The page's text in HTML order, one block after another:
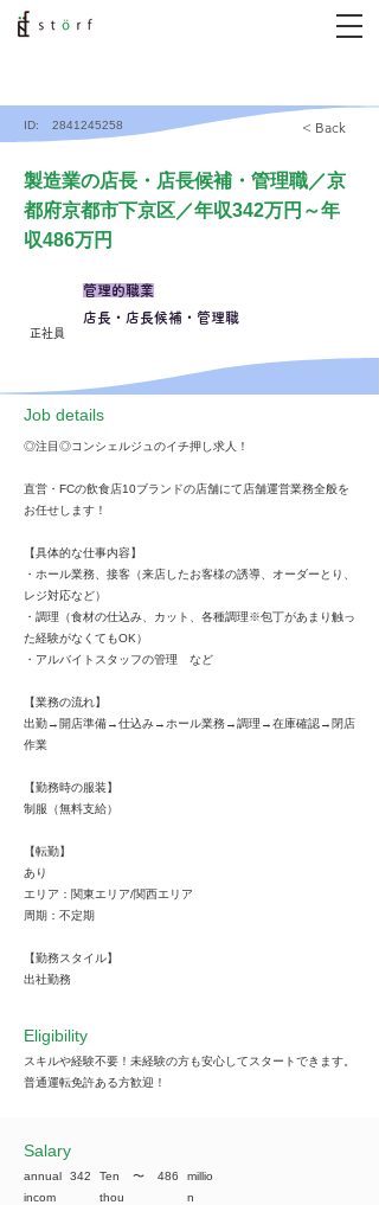
ID: 2841245258 < Back
製造業の店長・店長候補・管理職／京
都府京都市下京区／年収342万円～年
収486万円
正社員
管理的職業
店長・店長候補・管理職
​Job details
◎注目◎コンシェルジュのイチ押し求人！
直営・FCの飲食店10ブランドの店舗にて店舗運営業務全般を
お任せします！
【具体的な仕事内容】
・ホール業務、接客（来店したお客様の誘導、オーダーとり、
レジ対応など）
・調理（食材の仕込み、カット、各種調理※包丁があまり触っ
た経験がなくてもOK）
・アルバイトスタッフの管理 など
【業務の流れ】
出勤→開店準備→仕込み→ホール業務→調理→在庫確認→閉店
作業
【勤務時の服装】
制服（無料支給）
【転勤】
あり
エリア：関東エリア/関西エリア
周期：不定期
【勤務スタイル】
出社勤務
Eligibility
スキルや経験不要！未経験の方も安心してスタートできます。
普通運転免許ある方歓迎！
​Salary
annual
incom
342
Ten
thou
​〜 486
millio
n